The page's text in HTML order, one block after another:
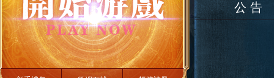
公 告